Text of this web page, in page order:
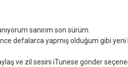
sanırım son sürüm.
defalarca yapmış olduğum gibi yeni
ve zil sesini iTunese gönder